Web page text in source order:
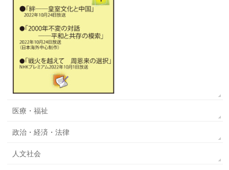
医療・福祉
政治・経済・法律
人文社会